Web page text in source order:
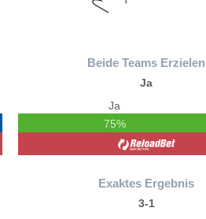
Beide Teams Erzielen
Ja
Ja
75%
Exaktes Ergebnis
3-1